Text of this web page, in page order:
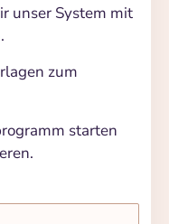
unser System mit
zum
starten